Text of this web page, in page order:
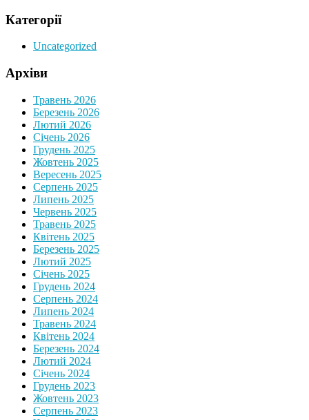
Категорії
Uncategorized
Архіви
Травень 2026
Березень 2026
Лютий 2026
Січень 2026
Грудень 2025
Жовтень 2025
Вересень 2025
Серпень 2025
Липень 2025
Червень 2025
Травень 2025
Квітень 2025
Березень 2025
Лютий 2025
Січень 2025
Грудень 2024
Серпень 2024
Липень 2024
Травень 2024
Квітень 2024
Березень 2024
Лютий 2024
Січень 2024
Грудень 2023
Жовтень 2023
Серпень 2023